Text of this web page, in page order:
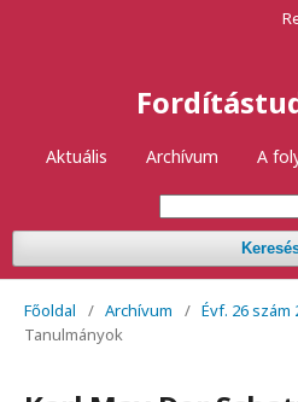
Aktuális Archívum A
Főoldal / Archívum / Évf. 26 szám
Tanulmányok